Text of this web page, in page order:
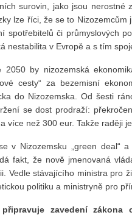
surovin, jako jsou nerostné
lze říci, že se to
spotřebitelů či průmyslových
nestabilita v Evropě a s tím
2050 by nizozemská
cesty“ za bezemisní
do Nizozemska. Od šesti
se dost prodraží:
více než 300 eur. Takže raději
v Nizozemsku „green deal“
fakt, že nově jmenovaná
Vedle stávajícího ministra pro
politiku a ministryně pro
připravuje zavedení